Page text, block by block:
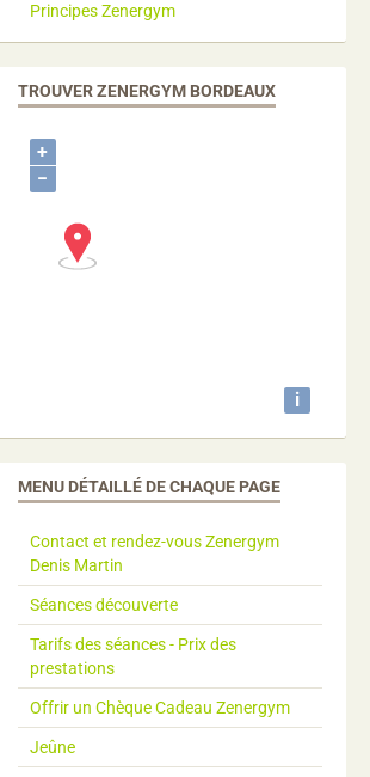
Principes Zenergym
TROUVER ZENERGYM BORDEAUX
+
−
i
MENU DÉTAILLÉ DE CHAQUE PAGE
Contact et rendez-vous Zenergym
Denis Martin
Séances découverte
Tarifs des séances - Prix des
prestations
Offrir un Chèque Cadeau Zenergym
Jeûne